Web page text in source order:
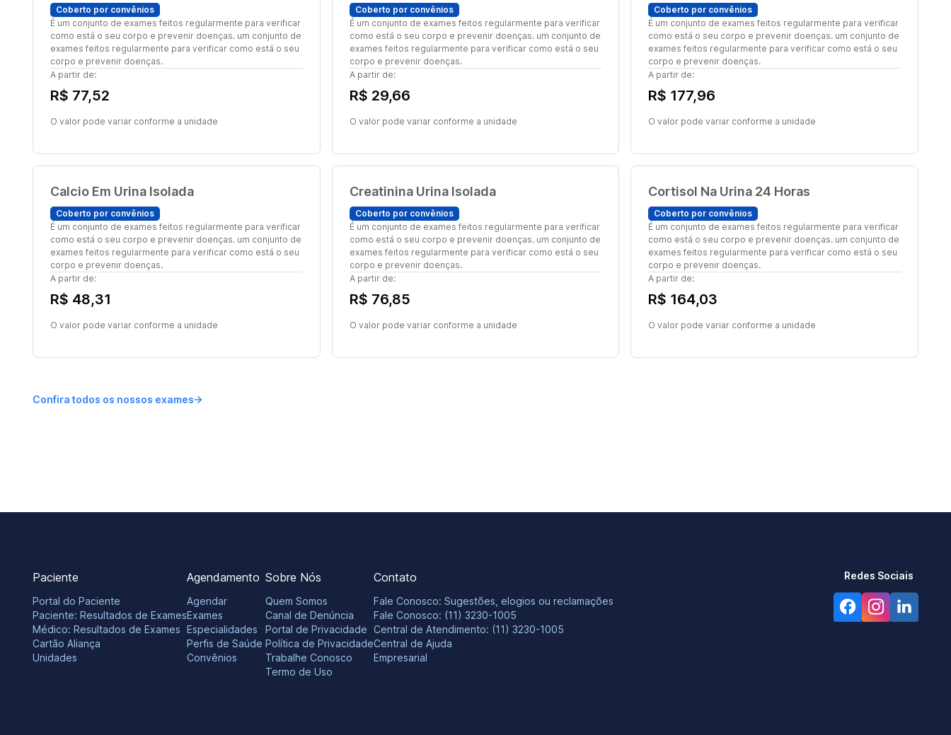
Coberto por convênios
É um conjunto de exames feitos regularmente para verificar
como está o seu corpo e prevenir doenças. um conjunto de
exames feitos regularmente para verificar como está o seu
corpo e prevenir doenças.
A partir de:
R$ 77,52
O valor pode variar conforme a unidade
Coberto por convênios
É um conjunto de exames feitos regularmente para verificar
como está o seu corpo e prevenir doenças. um conjunto de
exames feitos regularmente para verificar como está o seu
corpo e prevenir doenças.
A partir de:
R$ 29,66
O valor pode variar conforme a unidade
Coberto por convênios
É um conjunto de exames feitos regularmente para verificar
como está o seu corpo e prevenir doenças. um conjunto de
exames feitos regularmente para verificar como está o seu
corpo e prevenir doenças.
A partir de:
R$ 177,96
O valor pode variar conforme a unidade
Calcio Em Urina Isolada
Coberto por convênios
É um conjunto de exames feitos regularmente para verificar
como está o seu corpo e prevenir doenças. um conjunto de
exames feitos regularmente para verificar como está o seu
corpo e prevenir doenças.
A partir de:
R$ 48,31
O valor pode variar conforme a unidade
Creatinina Urina Isolada
Coberto por convênios
É um conjunto de exames feitos regularmente para verificar
como está o seu corpo e prevenir doenças. um conjunto de
exames feitos regularmente para verificar como está o seu
corpo e prevenir doenças.
A partir de:
R$ 76,85
O valor pode variar conforme a unidade
Cortisol Na Urina 24 Horas
Coberto por convênios
É um conjunto de exames feitos regularmente para verificar
como está o seu corpo e prevenir doenças. um conjunto de
exames feitos regularmente para verificar como está o seu
corpo e prevenir doenças.
A partir de:
R$ 164,03
O valor pode variar conforme a unidade
Confira todos os nossos exames
Paciente
Portal do Paciente
Paciente: Resultados de Exames
Médico: Resultados de Exames
Cartão Aliança
Unidades
Agendamento
Agendar
Exames
Especialidades
Perfis de Saúde
Convênios
Sobre Nós
Quem Somos
Canal de Denúncia
Portal de Privacidade
Política de Privacidade
Trabalhe Conosco
Termo de Uso
Contato
Fale Conosco: Sugestões, elogios ou reclamações
Fale Conosco: (11) 3230-1005
Central de Atendimento: (11) 3230-1005
Central de Ajuda
Empresarial
Redes Sociais